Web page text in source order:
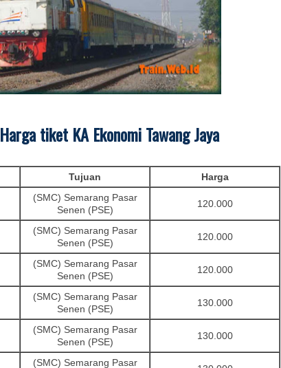
Harga tiket KA Ekonomi Tawang Jaya
Tujuan Harga
(SMC) Semarang Pasar
Senen (PSE)
120.000
(SMC) Semarang Pasar
Senen (PSE)
120.000
(SMC) Semarang Pasar
Senen (PSE)
120.000
(SMC) Semarang Pasar
Senen (PSE)
130.000
(SMC) Semarang Pasar
Senen (PSE)
130.000
(SMC) Semarang Pasar